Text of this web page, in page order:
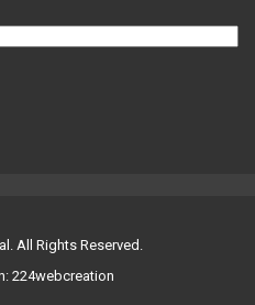
All Rights Reserved.
224webcreation